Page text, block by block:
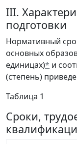
III.
подготовки
Нормативный
основных
единицах)* и
(степень)
Таблица 1
Сроки,